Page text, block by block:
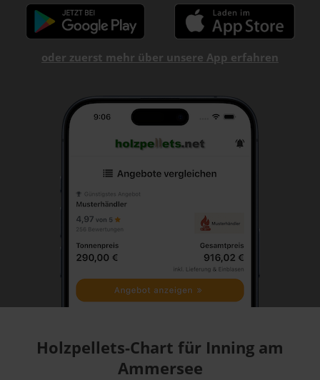
oder zuerst mehr über unsere App erfahren
Holzpellets-Chart für Inning am
Ammersee